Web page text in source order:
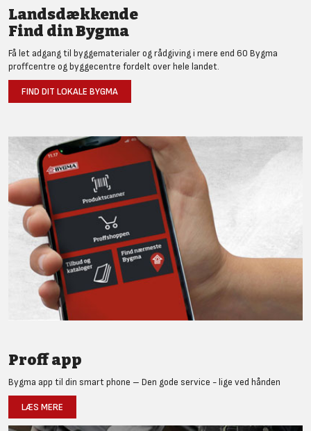
Landsdækkende
Find din Bygma
Få let adgang til byggematerialer og rådgiving i mere end 60 Bygma
proffcentre og byggecentre fordelt over hele landet.
FIND DIT LOKALE BYGMA
Proff app
Bygma app til din smart phone – Den gode service - lige ved hånden
LÆS MERE